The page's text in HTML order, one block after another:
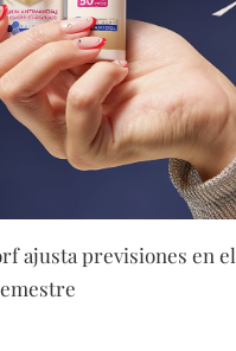
ajusta previsiones en el